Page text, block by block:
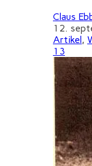
Claus
12.
Artikel ,
13